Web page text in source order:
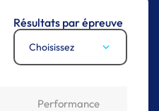
Résultats par épreuve
Choisissez
Performance